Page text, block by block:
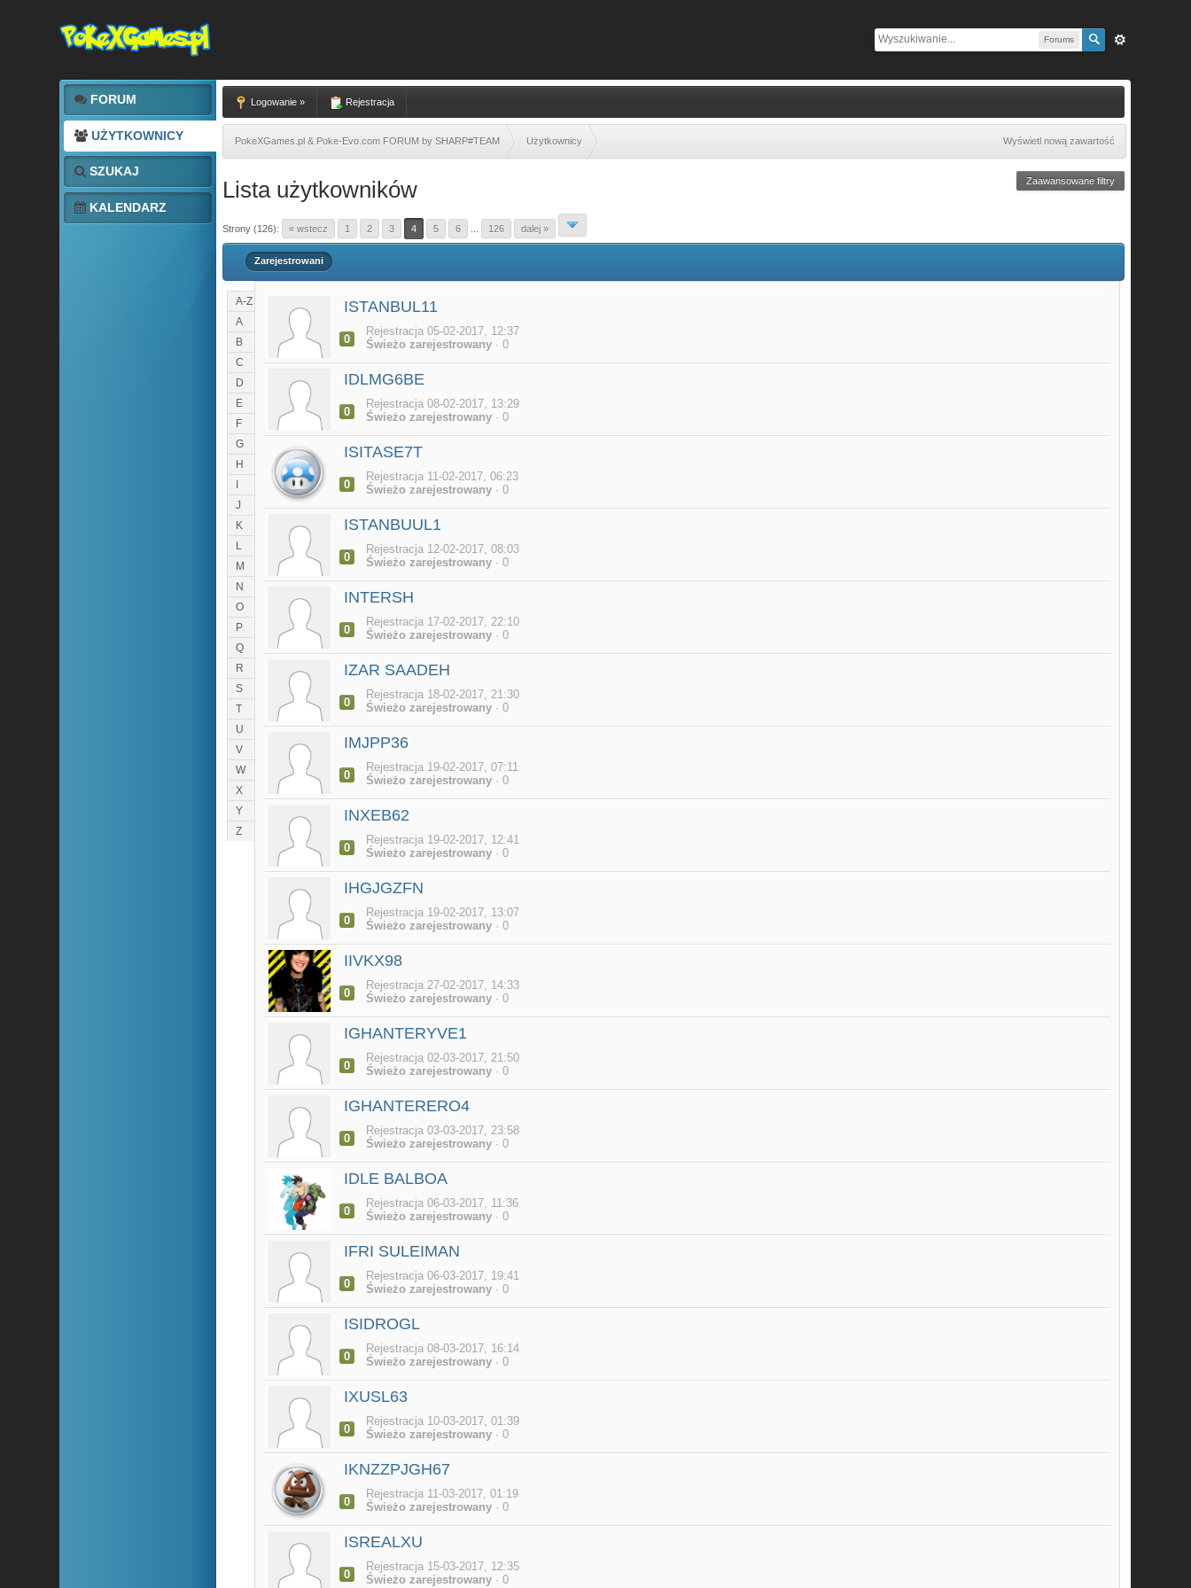
Forums
FORUM
UŻYTKOWNICY
SZUKAJ
KALENDARZ
Logowanie » Rejestracja
PokeXGames.pl & Poke-Evo.com FORUM by SHARP#TEAM Użytkownicy Wyświetl nową zawartość
Lista użytkowników Zaawansowane filtry
Strony (126): « wstecz 1 2 3 4 5 6 126 dalej »
Zarejestrowani
A-Z
A
B
C
D
E
F
G
H
J
K
L
M
N
O
P
Q
R
S
T
U
V
W
X
Y
Z
ISTANBUL11
0
Rejestracja 05-02-2017, 12:37
Świeżo zarejestrowany· 0
IDLMG6BE
0
Rejestracja 08-02-2017, 13:29
Świeżo zarejestrowany· 0
ISITASE7T
0
Rejestracja 11-02-2017, 06:23
Świeżo zarejestrowany· 0
ISTANBUUL1
0
Rejestracja 12-02-2017, 08:03
Świeżo zarejestrowany· 0
INTERSH
0
Rejestracja 17-02-2017, 22:10
Świeżo zarejestrowany· 0
IZAR SAADEH
0
Rejestracja 18-02-2017, 21:30
Świeżo zarejestrowany· 0
IMJPP36
0
Rejestracja 19-02-2017, 07:11
Świeżo zarejestrowany· 0
INXEB62
0
Rejestracja 19-02-2017, 12:41
Świeżo zarejestrowany· 0
IHGJGZFN
0
Rejestracja 19-02-2017, 13:07
Świeżo zarejestrowany· 0
IIVKX98
0
Rejestracja 27-02-2017, 14:33
Świeżo zarejestrowany· 0
IGHANTERYVE1
0
Rejestracja 02-03-2017, 21:50
Świeżo zarejestrowany· 0
IGHANTERERO4
0
Rejestracja 03-03-2017, 23:58
Świeżo zarejestrowany· 0
IDLE BALBOA
0
Rejestracja 06-03-2017, 11:36
Świeżo zarejestrowany· 0
IFRI SULEIMAN
0
Rejestracja 06-03-2017, 19:41
Świeżo zarejestrowany· 0
ISIDROGL
0
Rejestracja 08-03-2017, 16:14
Świeżo zarejestrowany· 0
IXUSL63
0
Rejestracja 10-03-2017, 01:39
Świeżo zarejestrowany· 0
IKNZZPJGH67
0
Rejestracja 11-03-2017, 01:19
Świeżo zarejestrowany· 0
ISREALXU
0
Rejestracja 15-03-2017, 12:35
Świeżo zarejestrowany· 0